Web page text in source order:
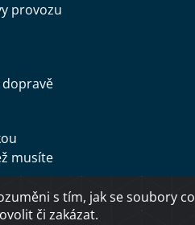
provozu
dopravě
musíte
Copyright ©
s tím, jak se soubory
či zakázat.